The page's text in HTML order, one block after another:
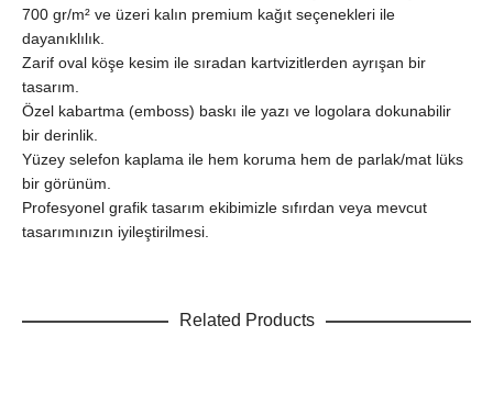
700 gr/m² ve üzeri kalın premium kağıt seçenekleri ile
dayanıklılık.
Zarif oval köşe kesim ile sıradan kartvizitlerden ayrışan bir
tasarım.
Özel kabartma (emboss) baskı ile yazı ve logolara dokunabilir
bir derinlik.
Yüzey selefon kaplama ile hem koruma hem de parlak/mat lüks
bir görünüm.
Profesyonel grafik tasarım ekibimizle sıfırdan veya mevcut
tasarımınızın iyileştirilmesi.
Related Products